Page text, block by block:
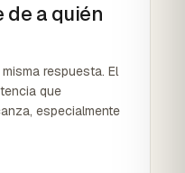
de a quién
respuesta. El
que
especialmente